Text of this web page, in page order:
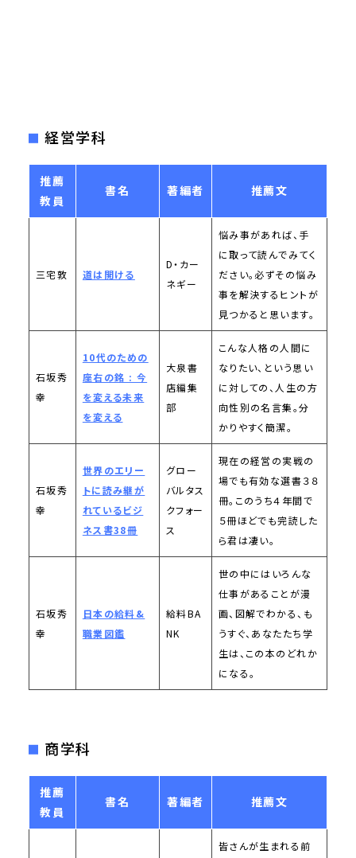
経営学科
推薦
教員
書名 著編者 推薦文
三宅敦 道は開ける
D・カー
ネギー
悩み事があれば、手
に取って読んでみてく
ださい。必ずその悩み
事を解決するヒントが
見つかると思います。
石坂秀
幸
10代のための
座右の銘 : 今
を変える未来
を変える
大泉書
店編集
部
こんな人格の人間に
なりたい、という思い
に対しての、人生の方
向性別の名言集。分
かりやすく簡潔。
石坂秀
幸
世界のエリー
トに読み継が
れているビジ
ネス書38冊
グロー
バルタス
クフォー
ス
現在の経営の実戦の
場でも有効な選書３８
冊。このうち４年間で
５冊ほどでも完読した
ら君は凄い。
石坂秀
幸
日本の給料&
職業図鑑
給料BA
NK
世の中にはいろんな
仕事があることが漫
画、図解でわかる、も
うすぐ、あなたたち学
生は、この本のどれか
になる。
商学科
推薦
教員
書名 著編者 推薦文
皆さんが生まれる前